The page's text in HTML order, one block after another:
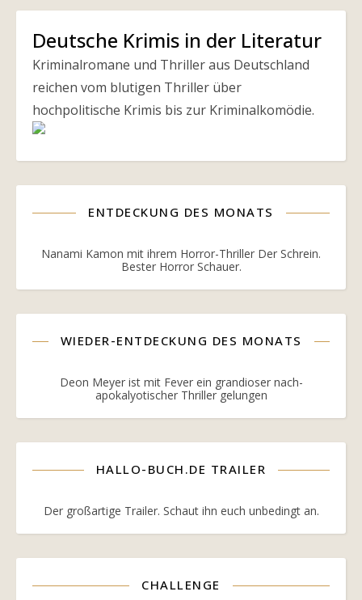
Deutsche Krimis in der Literatur
Kriminalromane und Thriller aus Deutschland
reichen vom blutigen Thriller über
hochpolitische Krimis bis zur Kriminalkomödie.
ENTDECKUNG DES MONATS
Nanami Kamon mit ihrem Horror-Thriller Der Schrein.
Bester Horror Schauer.
WIEDER-ENTDECKUNG DES MONATS
Deon Meyer ist mit Fever ein grandioser nach-
apokalyotischer Thriller gelungen
HALLO-BUCH.DE TRAILER
Der großartige Trailer. Schaut ihn euch unbedingt an.
CHALLENGE